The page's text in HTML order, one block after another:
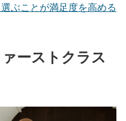
ぶことが満足度を高める
ーストクラス